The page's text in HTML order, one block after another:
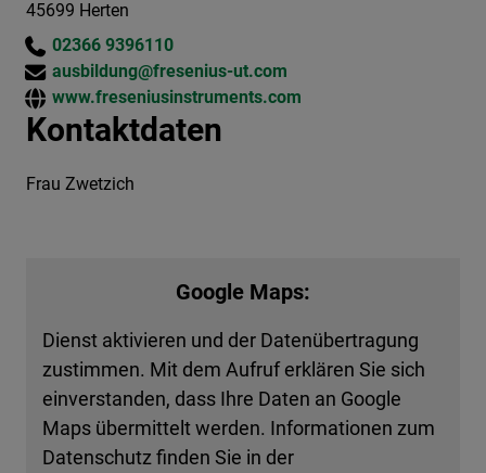
45699 Herten
02366 9396110
ausbildung@fresenius-ut.com
www.freseniusinstruments.com
Kontaktdaten
Frau Zwetzich
Google Maps:
Dienst aktivieren und der Datenübertragung
zustimmen. Mit dem Aufruf erklären Sie sich
einverstanden, dass Ihre Daten an Google
Maps übermittelt werden. Informationen zum
Datenschutz finden Sie in der